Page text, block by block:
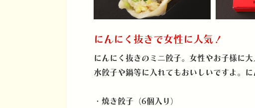
にんにく抜きで女性に人気！
にんにく抜きのミニ餃子。女性やお子様に大
水餃子や鍋等に入れてもおいしいですよ。
・焼き餃子（6個入り）